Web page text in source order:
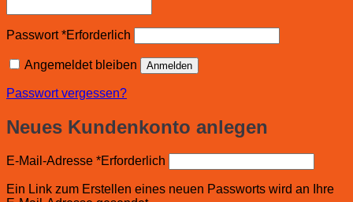
Passwort*Erforderlich
Angemeldet bleiben Anmelden
Passwort vergessen?
Neues Kundenkonto anlegen
E-Mail-Adresse *Erforderlich
Ein Link zum Erstellen eines neuen Passworts wird an Ihre